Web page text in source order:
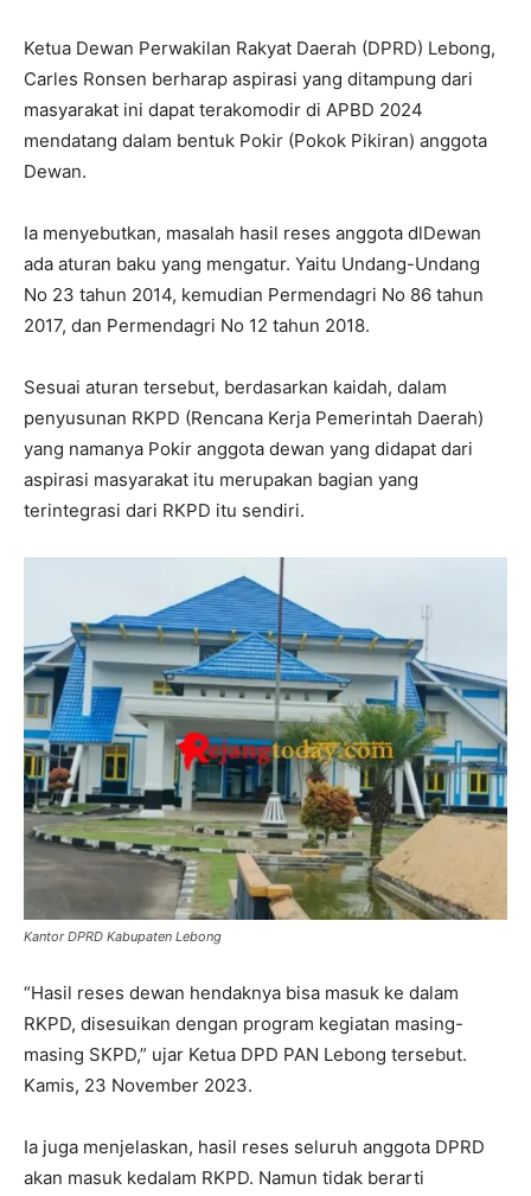
Ketua Dewan Perwakilan Rakyat Daerah (DPRD) Lebong,
Carles Ronsen berharap aspirasi yang ditampung dari
masyarakat ini dapat terakomodir di APBD 2024
mendatang dalam bentuk Pokir (Pokok Pikiran) anggota
Dewan.
Ia menyebutkan, masalah hasil reses anggota dlDewan
ada aturan baku yang mengatur. Yaitu Undang-Undang
No 23 tahun 2014, kemudian Permendagri No 86 tahun
2017, dan Permendagri No 12 tahun 2018.
Sesuai aturan tersebut, berdasarkan kaidah, dalam
penyusunan RKPD (Rencana Kerja Pemerintah Daerah)
yang namanya Pokir anggota dewan yang didapat dari
aspirasi masyarakat itu merupakan bagian yang
terintegrasi dari RKPD itu sendiri.
Kantor DPRD Kabupaten Lebong
“Hasil reses dewan hendaknya bisa masuk ke dalam
RKPD, disesuikan dengan program kegiatan masing-
masing SKPD,” ujar Ketua DPD PAN Lebong tersebut.
Kamis, 23 November 2023.
Ia juga menjelaskan, hasil reses seluruh anggota DPRD
akan masuk kedalam RKPD. Namun tidak berarti